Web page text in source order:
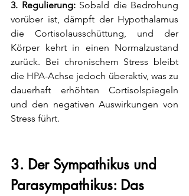
3. Regulierung: Sobald die Bedrohung
vorüber ist, dämpft der Hypothalamus
die Cortisolausschüttung, und der
Körper kehrt in einen Normalzustand
zurück. Bei chronischem Stress bleibt
die HPA-Achse jedoch überaktiv, was zu
dauerhaft erhöhten Cortisolspiegeln
und den negativen Auswirkungen von
Stress führt.
3. Der Sympathikus und
Parasympathikus: Das